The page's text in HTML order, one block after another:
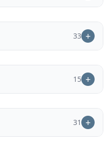
33
15
31